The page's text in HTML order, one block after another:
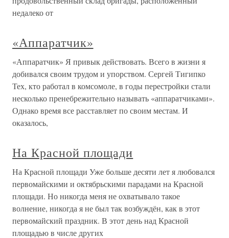
недалеко от
«Аппаратчик»
«Аппаратчик» Я привык действовать. Всего в жизни я
добивался своим трудом и упорством. Сергей Тигипко
Тех, кто работал в комсомоле, в годы перестройки стали
несколько пренебрежительно называть «аппаратчиками».
Однако время все расставляет по своим местам. И
оказалось,
На Красной площади
На Красной площади Уже больше десяти лет я любовался
первомайскими и октябрьскими парадами на Красной
площади. Но никогда меня не охватывало такое
волнение, никогда я не был так возбуждён, как в этот
первомайский праздник. В этот день над Красной
площадью в числе других